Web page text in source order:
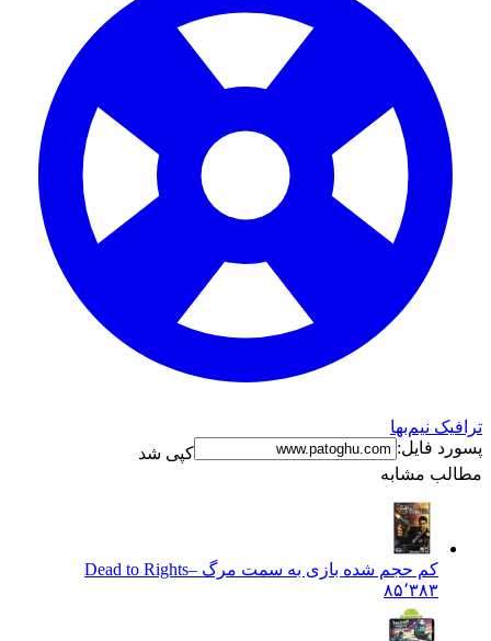
نیم‌بها
فایل:
کپی شد
مشابه
کم حجم شده بازی به سمت مرگ – Dead to Rights
۸۵٬۳۸۳